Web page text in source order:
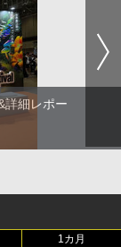
詳細レポー
1カ月